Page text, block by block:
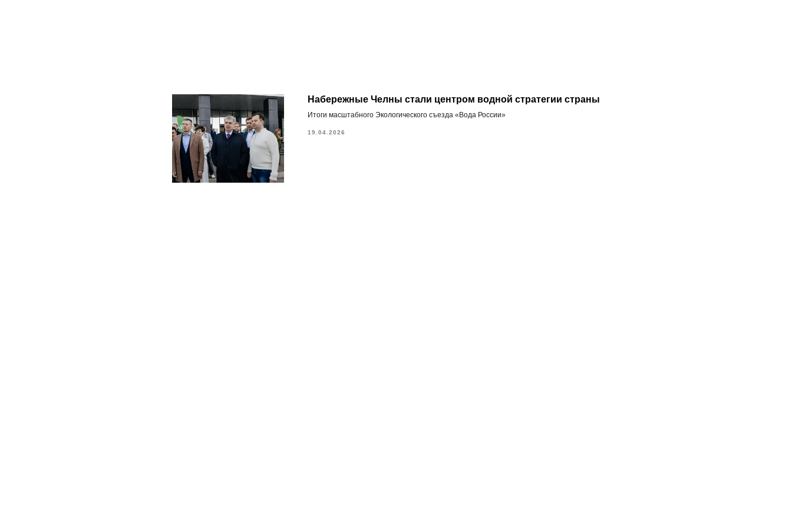
Набережные Челны стали центром водной стратегии страны
Итоги масштабного Экологического съезда «Вода России»
19.04.2026